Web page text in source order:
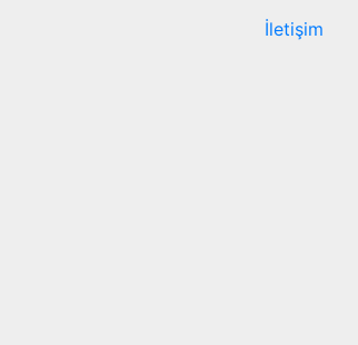
İletişim